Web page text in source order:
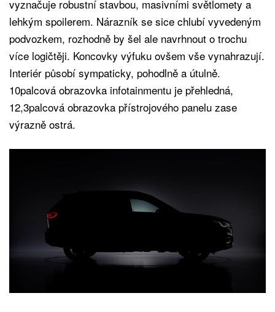
vyznačuje robustní stavbou, masivními světlomety a
lehkým spoilerem. Nárazník se sice chlubí vyvedeným
podvozkem, rozhodně by šel ale navrhnout o trochu
více logičtěji. Koncovky výfuku ovšem vše vynahrazují.
Interiér působí sympaticky, pohodlně a útulně.
10palcová obrazovka infotainmentu je přehledná,
12,3palcová obrazovka přístrojového panelu zase
výrazně ostrá.